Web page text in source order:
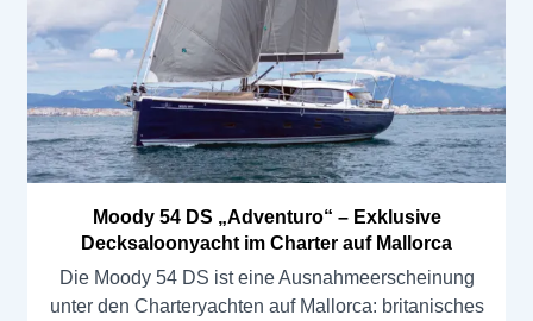
Moody 54 DS „Adventuro“ – Exklusive
Decksaloonyacht im Charter auf Mallorca
Die Moody 54 DS ist eine Ausnahmeerscheinung
unter den Charteryachten auf Mallorca: britanisches